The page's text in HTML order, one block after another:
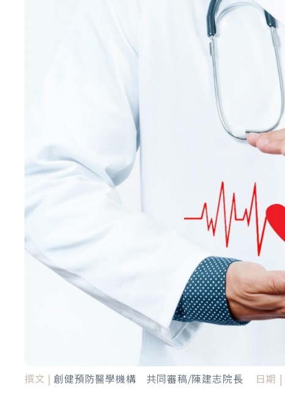
撰文 | 創健預防醫學機構 共同審稿/陳建志院長 日期 |